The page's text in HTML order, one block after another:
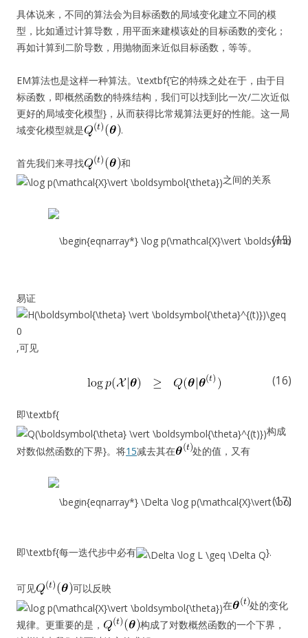
具体说来，不同的算法会为目标函数的局域变化建立不同的模
型，比如通过计算导数，用平面来建模该处的目标函数的变化；
再如计算到二阶导数，用抛物面来近似目标函数，等等。
EM算法也是这样一种算法。\textbf{它的特殊之处在于，由于目
标函数，即概然函数的特殊结构，我们可以找到比一次/二次近似
更好的局域变化模型}，从而获得比常规算法更好的性能。这一局
域变化模型就是
.
首先我们来寻找
和
之间的关系
(15)
易证
,可见
(16)
即\textbf{
构成
对数似然函数的下界}。将15减去其在 处的值，又有
(17)
即\textbf{每一迭代步中必有 }.
可见
可以反映
在
处的变化
规律。更重要的是，
构成了对数概然函数的一个下界，